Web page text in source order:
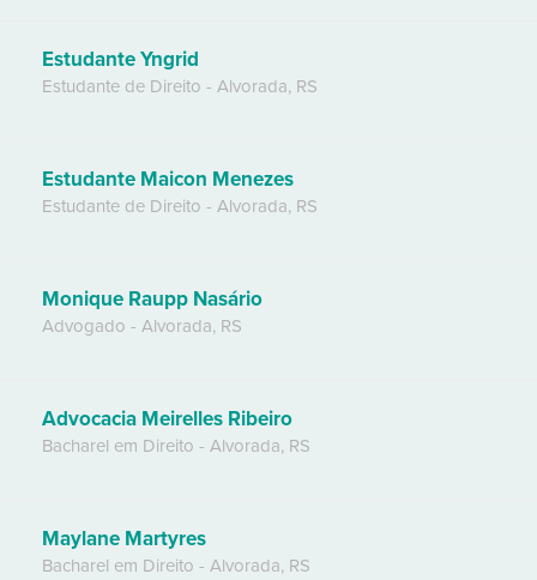
Estudante Yngrid
Estudante de Direito - Alvorada, RS
Estudante Maicon Menezes
Estudante de Direito - Alvorada, RS
Monique Raupp Nasário
Advogado - Alvorada, RS
Advocacia Meirelles Ribeiro
Bacharel em Direito - Alvorada, RS
Maylane Martyres
Bacharel em Direito - Alvorada, RS